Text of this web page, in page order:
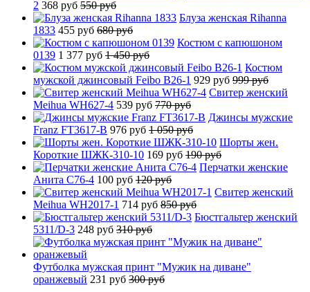
2 368 руб 550 руб
Блуза женская Rihanna
1833 455 руб 680 руб
Костюм с капюшоном
0139 1 377 руб 1 450 руб
Костюм
мужской джинсовый Feibo B26-1 929 руб 999 руб
Свитер женский
Meihua WH627-4 539 руб 770 руб
Джинсы мужские
Franz FT3617-B 976 руб 1 050 руб
Шорты жен.
Короткие ШЖК-310-10 169 руб 190 руб
Перчатки женские
Анита C76-4 100 руб 120 руб
Свитер женский
Meihua WH2017-1 714 руб 850 руб
Бюстгальтер женский
5311/D-3 248 руб 310 руб
Футболка мужская принт "Мужик на диване"
оранжевый 231 руб 300 руб